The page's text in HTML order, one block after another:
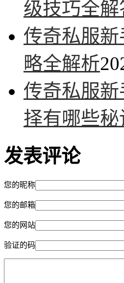
级技巧全解
传奇私服
略全解析
传奇私服
择有哪些秘
发表评论
您的昵称
您的邮箱
您的网站
验证的码